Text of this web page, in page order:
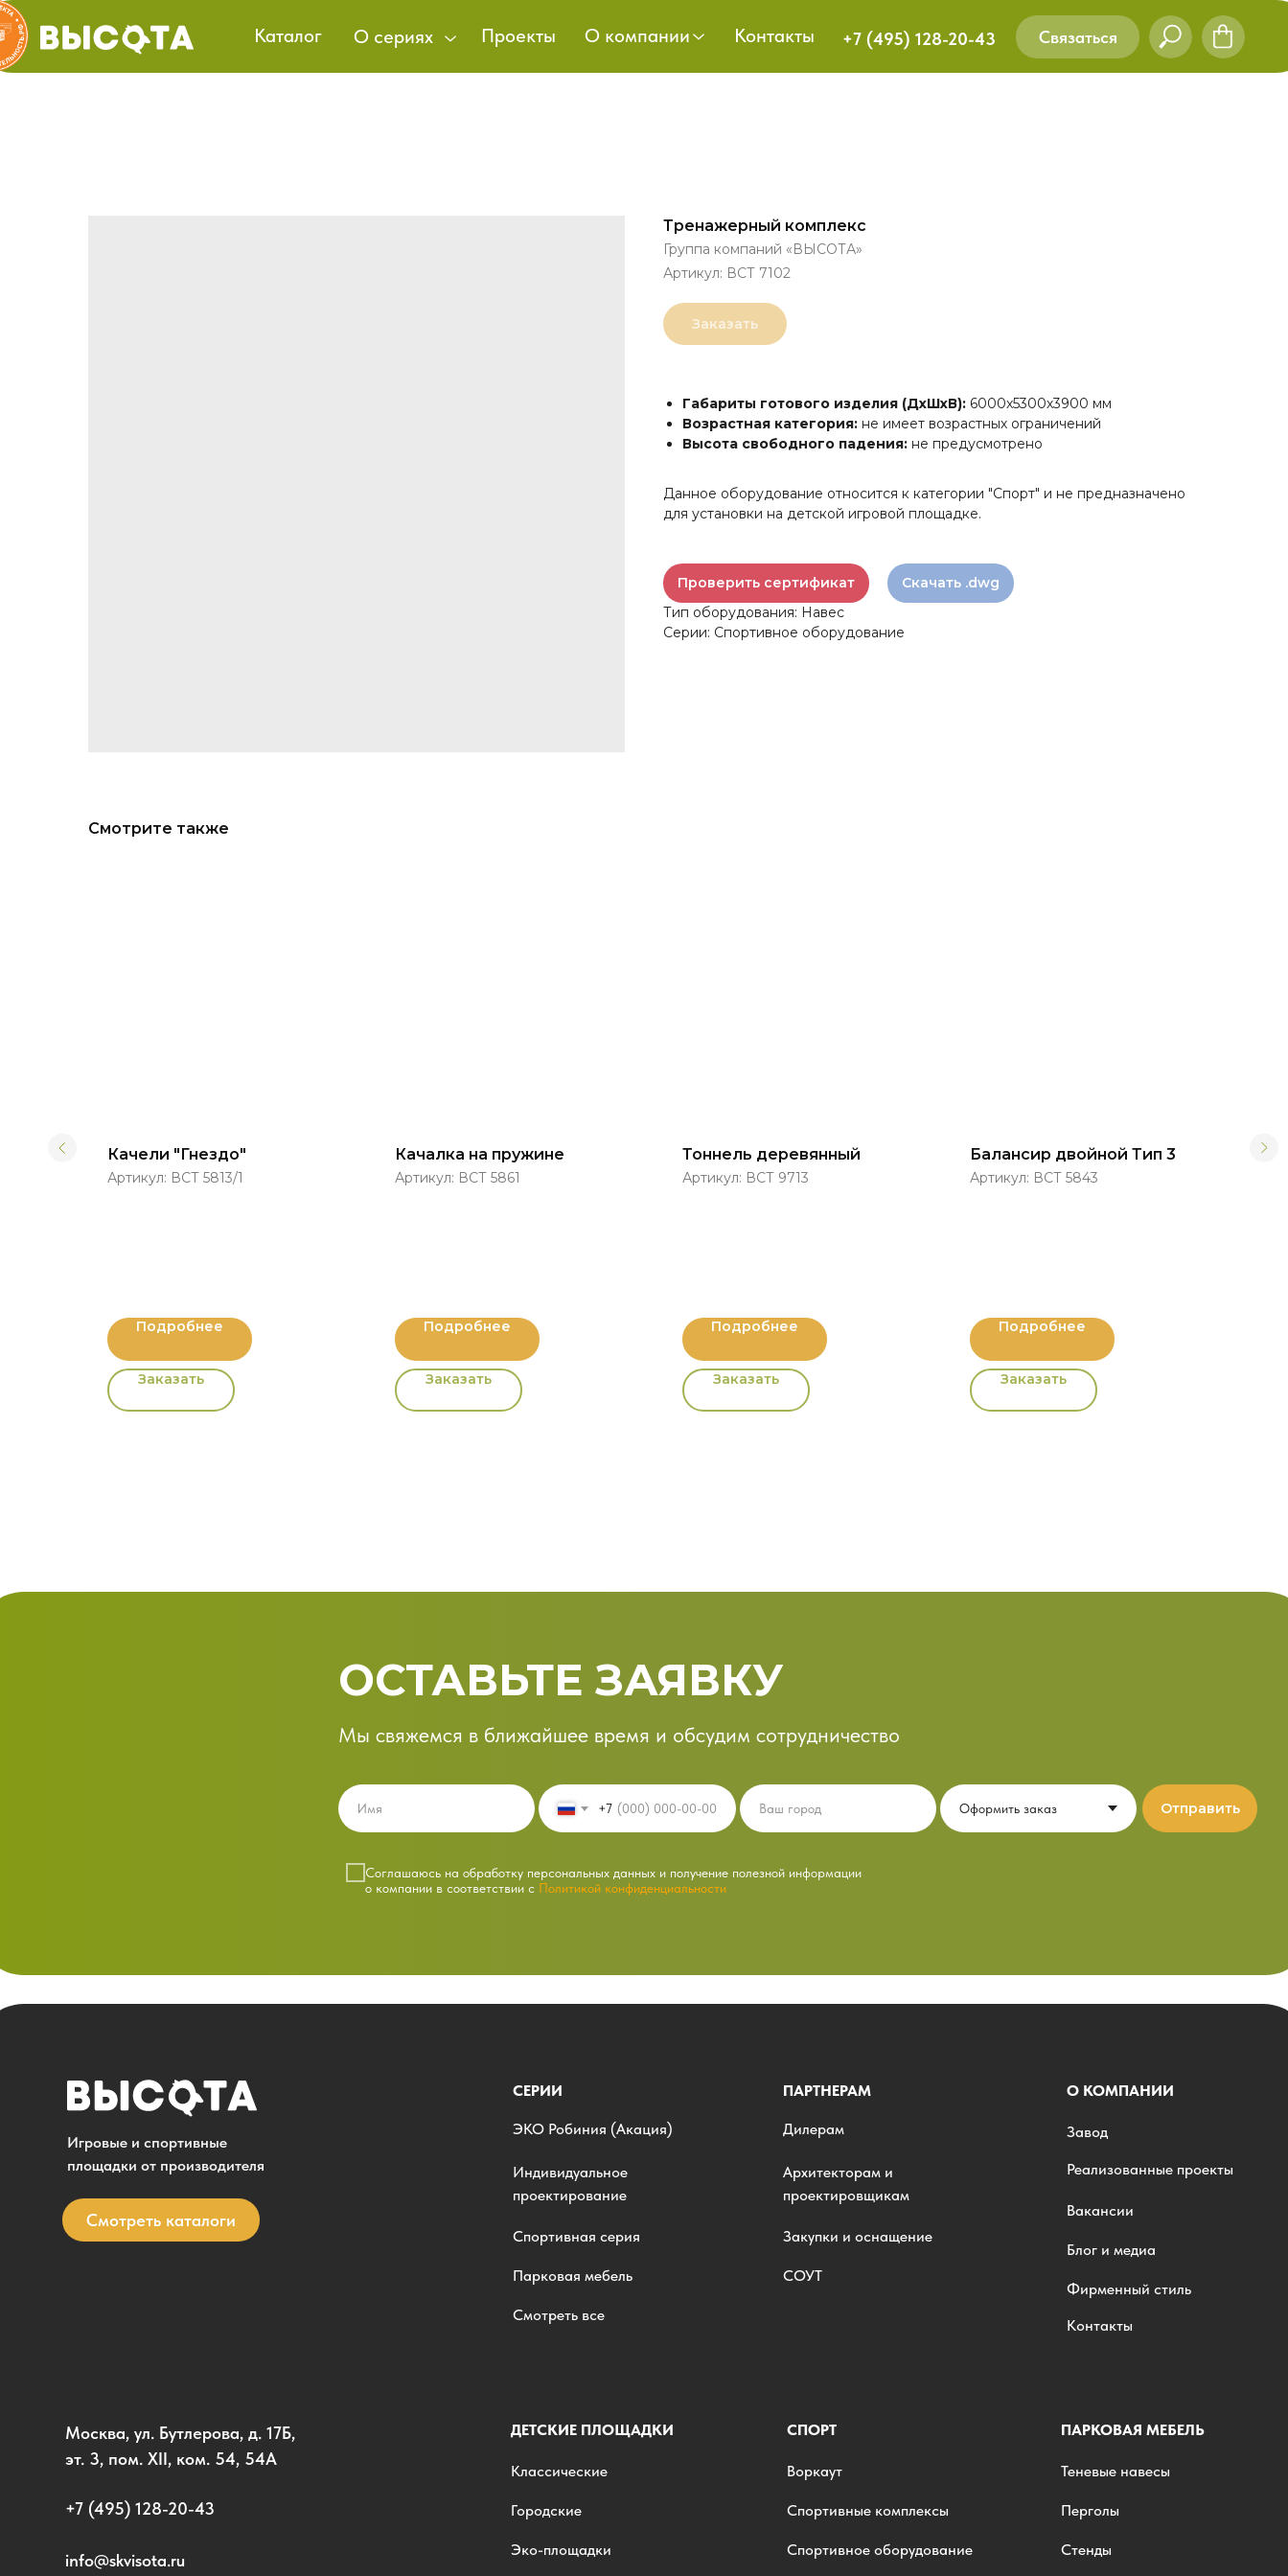
Каталог Проекты Контакты Связаться
+7 (495) 128-20-43
О сериях О компании
Тренажерный комплекс
Группа компаний «ВЫСОТА»
Артикул: ВСТ 7102
Заказать
Габариты готового изделия (ДхШхВ): 6000х5300х3900 мм
Возрастная категория: не имеет возрастных ограничений
Высота свободного падения: не предусмотрено
Данное оборудование относится к категории "Спорт" и не предназначено
для установки на детской игровой площадке.
Проверить сертификат
Скачать .dwg
Тип оборудования: Навес
Серии: Спортивное оборудование
Смотрите также
Качели "Гнездо"
Артикул: ВСТ 5813/1
Подробнее
Заказать
Качалка на пружине
Артикул: ВСТ 5861
Подробнее
Заказать
Тоннель деревянный
Артикул: ВСТ 9713
Подробнее
Заказать
Балансир двойной Тип 3
Артикул: ВСТ 5843
Подробнее
Заказать
ОСТАВЬТЕ ЗАЯВКУ
Мы свяжемся в ближайшее время и обсудим сотрудничество
+7
Cоглашаюсь на обработку персональных данных и получение полезной информации
о компании в соответствии с Политикой конфиденциальности
Отправить
Смотреть каталоги
Игровые и спортивные
площадки от производителя
СЕРИИ
ЭKO Робиния (Акация)
Спортивная серия
Парковая мебель
Смотреть все
Индивидуальное
проектирование
ПАРТНЕРАМ
Архитекторам и
проектировщикам
Дилерам
Закупки и оснащение
СОУТ
О КОМПАНИИ
Завод
Реализованные проекты
Вакансии
Блог и медиа
Фирменный стиль
Контакты
ДЕТСКИЕ ПЛОЩАДКИ
Классические
Городские
Эко-площадки
СПОРТ
Воркаут
Спортивные комплексы
Спортивное оборудование
+7 (495) 128-20-43
info@skvisota.ru
Москва, ул. Бутлерова, д. 17Б,
эт. 3, пом. XII, ком. 54, 54А
ПАРКОВАЯ МЕБЕЛЬ
Теневые навесы
Перголы
Стенды